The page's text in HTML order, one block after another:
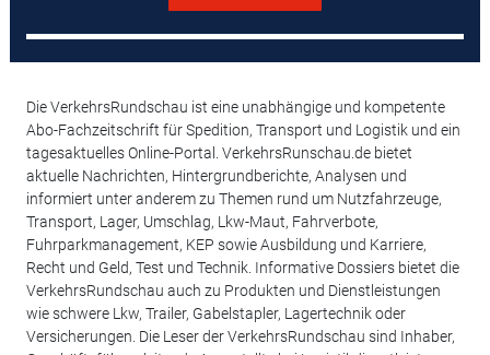
Die VerkehrsRundschau ist eine unabhängige und kompetente
Abo-Fachzeitschrift für Spedition, Transport und Logistik und ein
tagesaktuelles Online-Portal. VerkehrsRunschau.de bietet
aktuelle Nachrichten, Hintergrundberichte, Analysen und
informiert unter anderem zu Themen rund um Nutzfahrzeuge,
Transport, Lager, Umschlag, Lkw-Maut, Fahrverbote,
Fuhrparkmanagement, KEP sowie Ausbildung und Karriere,
Recht und Geld, Test und Technik. Informative Dossiers bietet die
VerkehrsRundschau auch zu Produkten und Dienstleistungen
wie schwere Lkw, Trailer, Gabelstapler, Lagertechnik oder
Versicherungen. Die Leser der VerkehrsRundschau sind Inhaber,